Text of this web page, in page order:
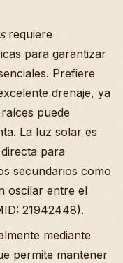
requiere
para garantizar
Prefiere
drenaje, ya
puede
La luz solar es
para
secundarios como
oscilar entre el
21942448).
mediante
permite mantener